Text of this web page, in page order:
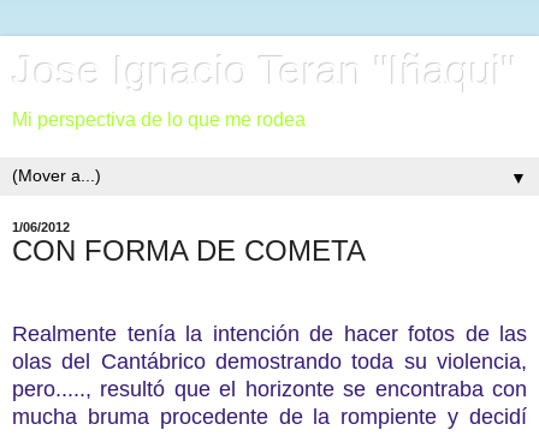
Jose Ignacio Teran "Iñaqui"
Mi perspectiva de lo que me rodea
▼
1/06/2012
CON FORMA DE COMETA
Realmente tenía la intención de hacer fotos de las
olas del Cantábrico demostrando toda su violencia,
pero....., resultó que el horizonte se encontraba con
mucha bruma procedente de la rompiente y decidí